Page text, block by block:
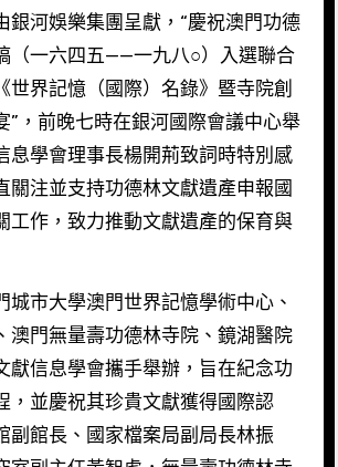
銀河娛樂集團呈獻，“慶祝澳門功德
（一六四五——一九八○）入選聯合
世界記憶（國際）名錄》暨寺院創
”，前晚七時在銀河國際會議中心舉
息學會理事長楊開荊致詞時特別感
關注並支持功德林文獻遺產申報國
工作，致力推動文獻遺產的保育與
城市大學澳門世界記憶學術中心、
澳門無量壽功德林寺院、鏡湖醫院
獻信息學會攜手舉辦，旨在紀念功
，並慶祝其珍貴文獻獲得國際認
副館長、國家檔案局副局長林振